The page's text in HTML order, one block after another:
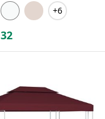
+6
32